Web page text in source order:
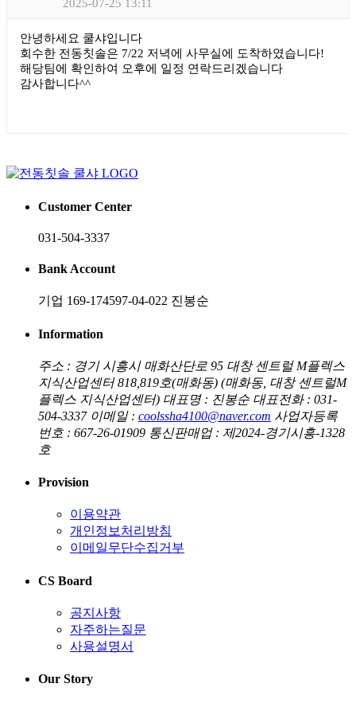
2025-07-25 13:11
안녕하세요 쿨샤입니다
회수한 전동칫솔은 7/22 저녁에 사무실에 도착하였습니다!
해당팀에 확인하여 오후에 일정 연락드리겠습니다
감사합니다^^
Customer Center
031-504-3337
Bank Account
기업 169-174597-04-022 진봉순
Information
주소 : 경기 시흥시 매화산단로 95 대창 센트럴 M플렉스
지식산업센터 818,819호(매화동) (매화동, 대창 센트럴M
플렉스 지식산업센터) 대표명 : 진봉순 대표전화 : 031-
504-3337 이메일 : coolssha4100@naver.com 사업자등록
번호 : 667-26-01909 통신판매업 : 제2024-경기시흥-1328
호
Provision
이용약관
개인정보처리방침
이메일무단수집거부
CS Board
공지사항
자주하는질문
사용설명서
Our Story